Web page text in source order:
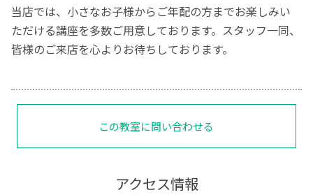
当店では、小さなお子様からご年配の方までお楽しみい
ただける講座を多数ご用意しております。スタッフ一同、
皆様のご来店を心よりお待ちしております。
この教室に問い合わせる
アクセス情報